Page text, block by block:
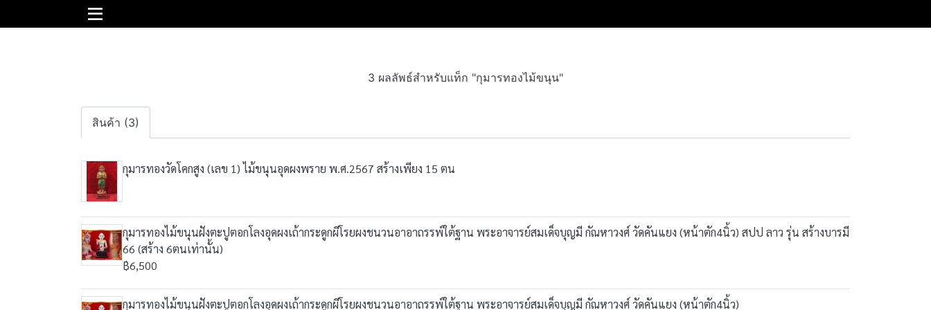
3 ผลลัพธ์สำหรับแท็ก "กุมารทองไม้ขนุน"
สินค้า (3)
กุมารทองวัดโคกสูง (เลข 1) ไม้ขนุนอุดผงพราย พ.ศ.2567 สร้างเพียง 15 ตน
กุมารทองไม้ขนุนฝังตะปูตอกโลงอุดผงเถ้ากระดูกผีโรยผงชนวนอาอาถรรพ์​ใต้ฐาน พระอาจาร​ย์สมเด็จ​บุญ​มี​ กัณ​หา​วงศ์​ วัด​คัน​แยง​ (หน้าตัก4นิ้ว) ส​ปป​ ลาว​ รุ่น สร้างบารมี​
66 (สร้าง 6ตนเท่านั้น)
฿6,500
กุมารทองไม้ขนุนฝังตะปูตอกโลงอุดผงเถ้ากระดูกผีโรยผงชนวนอาอาถรรพ์​ใต้ฐาน พระอาจาร​ย์สมเด็จ​บุญ​มี​ กัณ​หา​วงศ์​ วัด​คัน​แยง​ (หน้าตัก4นิ้ว)